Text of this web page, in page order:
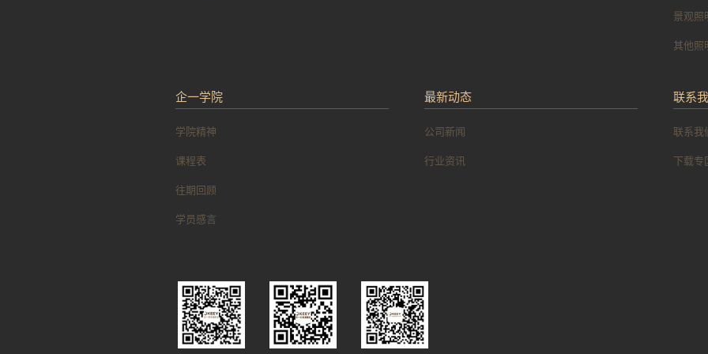
景观照
其他照
企一学院
学院精神
课程表
往期回顾
学员感言
最新动态
公司新闻
行业资讯
联系
联系我
下载专